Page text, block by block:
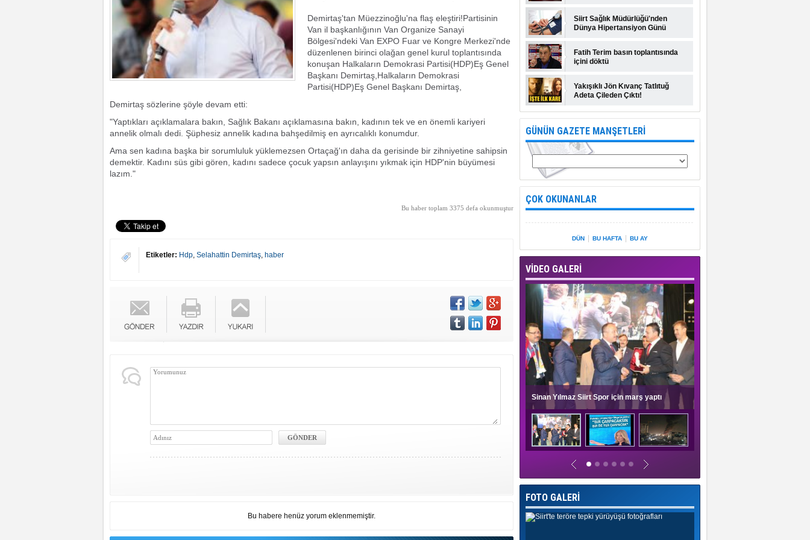
Demirtaş'tan Müezzinoğlu'na flaş eleştiri!Partisinin
Van il başkanlığının Van Organize Sanayi
Bölgesi'ndeki Van EXPO Fuar ve Kongre Merkezi'nde
düzenlenen birinci olağan genel kurul toplantısında
konuşan Halkaların Demokrasi Partisi(HDP)Eş Genel
Başkanı Demirtaş,Halkaların Demokrasi
Partisi(HDP)Eş Genel Başkanı Demirtaş,
Demirtaş sözlerine şöyle devam etti:
"Yaptıkları açıklamalara bakın, Sağlık Bakanı açıklamasına bakın, kadının tek ve en önemli kariyeri
annelik olmalı dedi. Şüphesiz annelik kadına bahşedilmiş en ayrıcalıklı konumdur.
Ama sen kadına başka bir sorumluluk yüklemezsen Ortaçağ'ın daha da gerisinde bir zihniyetine sahipsin
demektir. Kadını süs gibi gören, kadını sadece çocuk yapsın anlayışını yıkmak için HDP'nin büyümesi
lazım."
Bu haber toplam 3375 defa okunmuştur
Etiketler: Hdp, Selahattin Demirtaş, haber
Bu habere henüz yorum eklenmemiştir.
Siirt Sağlık Müdürlüğü'nden
Dünya Hipertansiyon Günü
Fatih Terim basın toplantısında
içini döktü
Yakışıklı Jön Kıvanç Tatlıtuğ
Adeta Çileden Çıktı!
GÜNÜN GAZETE MANŞETLERİ
ÇOK OKUNANLAR
DÜN BU HAFTA BU AY
VİDEO GALERİ
Sinan Yılmaz Siirt Spor için marş yaptı
FOTO GALERİ